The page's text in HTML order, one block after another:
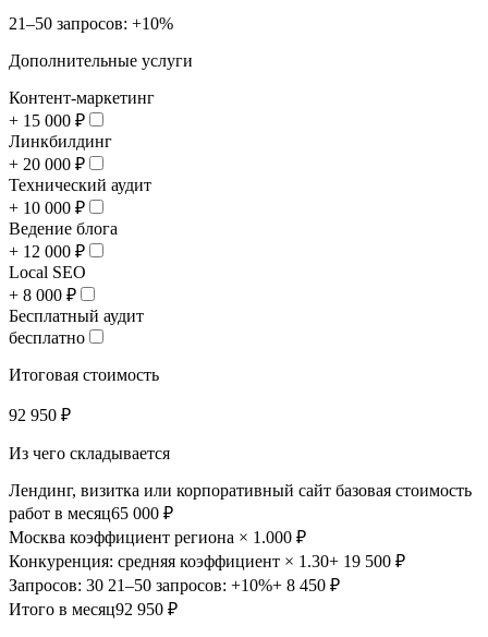
21–50 запросов: +10%
Дополнительные услуги
Контент-маркетинг
+ 15 000 ₽
Линкбилдинг
+ 20 000 ₽
Технический аудит
+ 10 000 ₽
Ведение блога
+ 12 000 ₽
Local SEO
+ 8 000 ₽
Бесплатный аудит
бесплатно
Итоговая стоимость
92 950 ₽
Из чего складывается
Лендинг, визитка или корпоративный сайт базовая стоимость
работ в месяц65 000 ₽
Москва коэффициент региона × 1.000 ₽
Конкуренция: средняя коэффициент × 1.30+ 19 500 ₽
Запросов: 30 21–50 запросов: +10%+ 8 450 ₽
Итого в месяц92 950 ₽